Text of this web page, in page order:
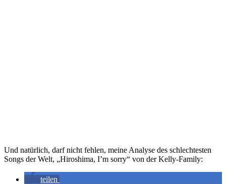
Und natürlich, darf nicht fehlen, meine Analyse des schlechtesten
Songs der Welt, „Hiroshima, I’m sorry“ von der Kelly-Family:
teilen